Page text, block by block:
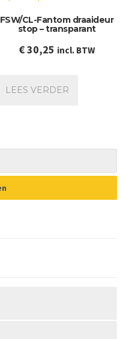
FSW/CL-Fantom draaideur
stop – transparant
€30,25 incl. BTW
LEES VERDER